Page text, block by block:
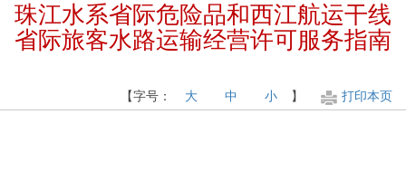
珠江水系省际危险品和西江航运干线
省际旅客水路运输经营许可服务指南
【字号： 大 中 小 】 打印本页